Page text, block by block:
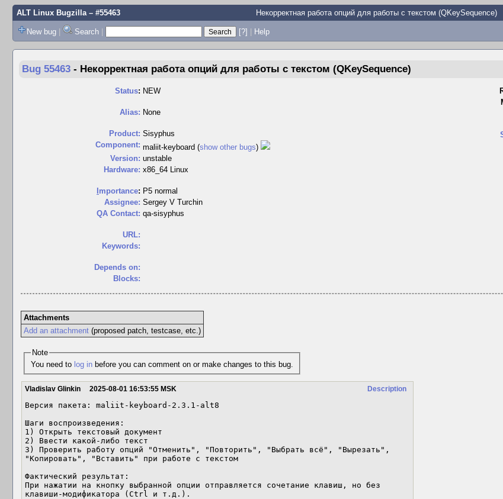
ALT Linux Bugzilla– #55463 Некорректная работа опций для работы с текстом (QKeySequence)
New bug | Search | [?] | Help
Bug 55463 - Некорректная работа опций для работы с текстом (QKeySequence)
Status: NEW
Alias: None
Product: Sisyphus
Component: maliit-keyboard (show other bugs)
Version: unstable
Hardware: x86_64 Linux
mportance: P5 normal
Assignee: Sergey V Turchin
QA Contact: qa-sisyphus
URL:
Keywords:
Depends on:
Blocks:
Attachments
Add an attachment(proposed patch, testcase, etc.)
Note
You need to log in before you can comment on or make changes to this bug.
Description
Vladislav Glinkin 2025-08-01 16:53:55 MSK
Версия пакета: maliit-keyboard-2.3.1-alt8
Шаги воспроизведения:
1) Открыть текстовый документ
2) Ввести какой-либо текст
3) Проверить работу опций "Отменить", "Повторить", "Выбрать всё", "Вырезать",
"Копировать", "Вставить" при работе с текстом
Фактический результат:
При нажатии на кнопку выбранной опции отправляется сочетание клавиш, но без
клавиши-модификатора (Ctrl и т.д.).